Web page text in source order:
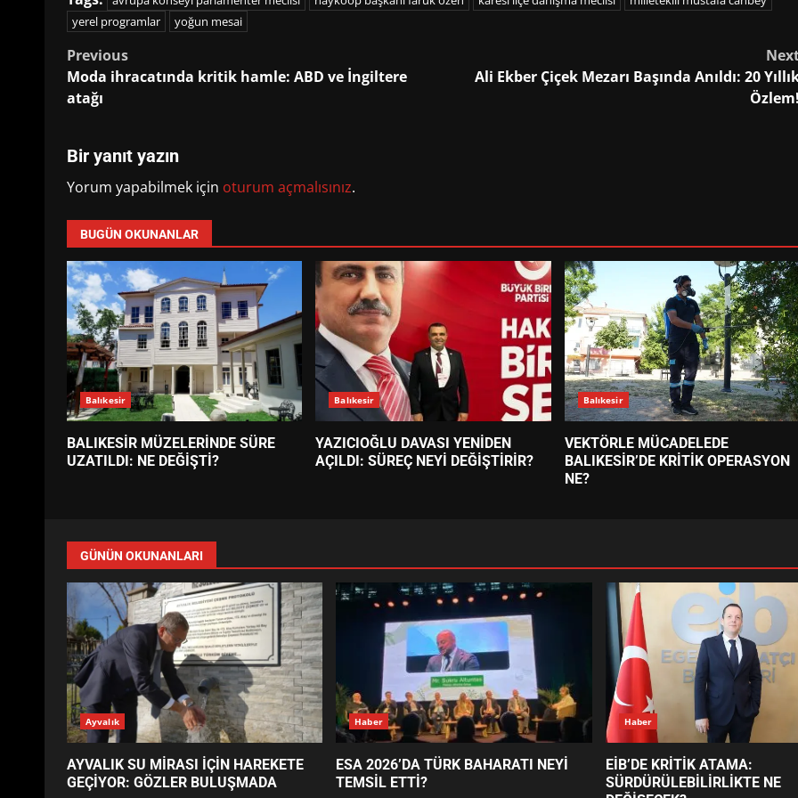
yerel programlar
yoğun mesai
Post
navigation
Previous
Moda ihracatında kritik hamle: ABD ve İngiltere
atağı
Ali Ekber Çiçek Mezarı Başında Anıldı: 20
Özlem!
Bir yanıt yazın
Yorum yapabilmek için oturum açmalısınız.
BUGÜN OKUNANLAR
Balıkesir
BALIKESİR MÜZELERİNDE SÜRE
UZATILDI: NE DEĞİŞTİ?
Balıkesir
YAZICIOĞLU DAVASI YENİDEN
AÇILDI: SÜREÇ NEYİ DEĞİŞTİRİR?
Balıkesir
VEKTÖRLE MÜCADELEDE
BALIKESİR’DE KRİTİK OPERASYON
NE?
GÜNÜN OKUNANLARI
Ayvalık
AYVALIK SU MİRASI İÇİN HAREKETE
GEÇİYOR: GÖZLER BULUŞMADA
Haber
ESA 2026’DA TÜRK BAHARATI NEYİ
TEMSİL ETTİ?
Haber
EİB’DE KRİTİK ATAMA:
SÜRDÜRÜLEBİLİRLİKTE NE